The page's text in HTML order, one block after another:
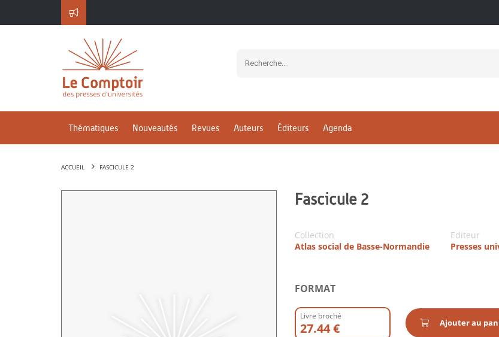
Thématiques Nouveautés Revues Auteurs Éditeurs Agenda
ACCUEIL FASCICULE 2
Fascicule 2
Collection
Atlas social de Basse-Normandie
Editeur
Presses
FORMAT
Livre broché
27.44 € Ajouter au